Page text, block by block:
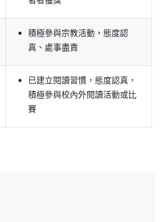
積極參與宗教活動，態度認
真、處事盡責
已建立閱讀習慣，態度認真，
積極參與校內外閱讀活動或比
賽